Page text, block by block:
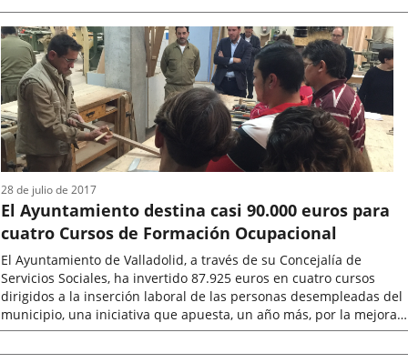
de
la
noticia
El Ayuntamiento destina casi 90.000 euros para
cuatro Cursos de Formación Ocupacional
El Ayuntamiento de Valladolid, a través de su Concejalía de
Servicios Sociales, ha invertido 87.925 euros en cuatro cursos
dirigidos a la inserción laboral de las personas desempleadas del
municipio, una iniciativa que apuesta, un año más, por la mejora
de...
de
28 de julio de 2017